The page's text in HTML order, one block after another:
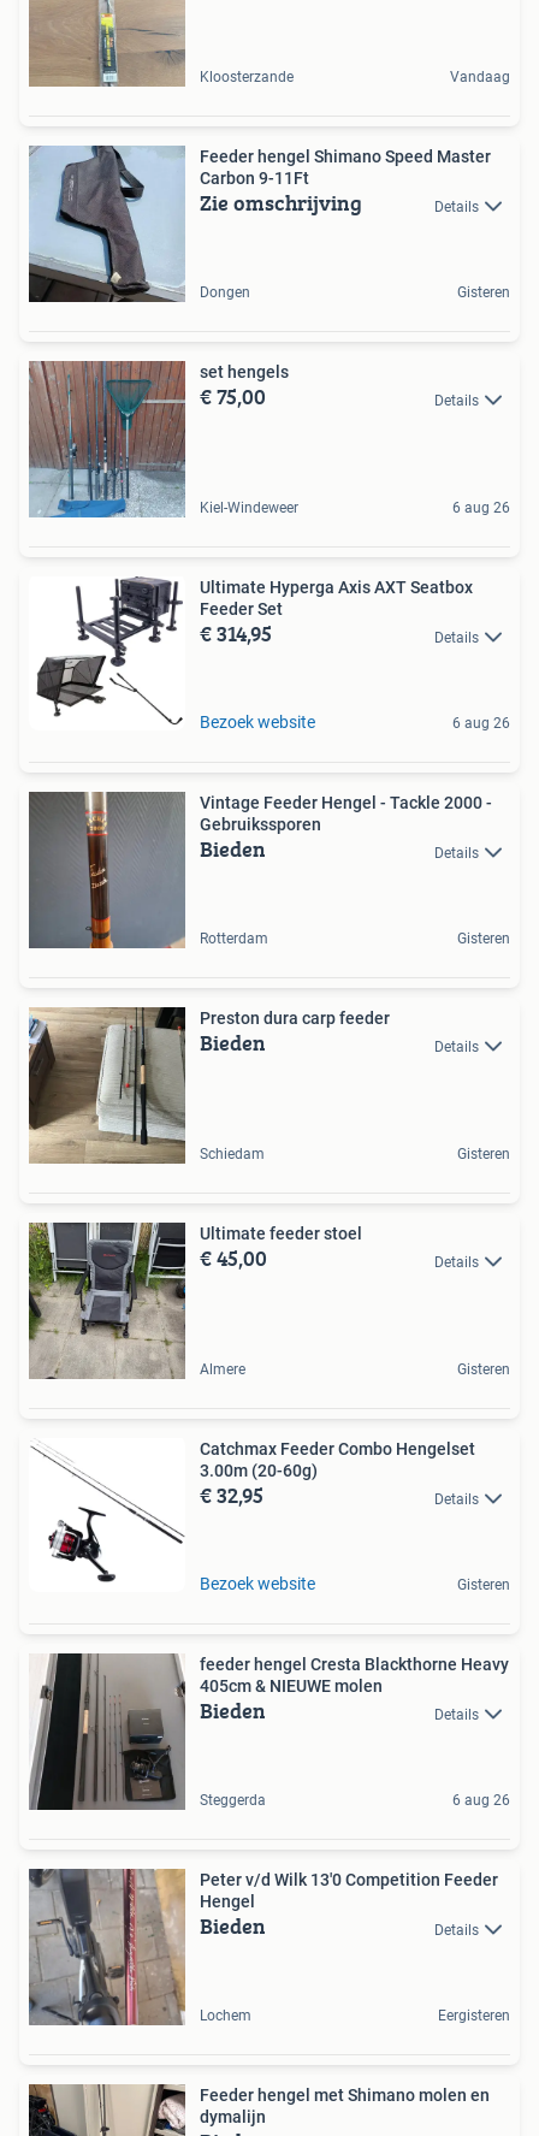
Kloosterzande Vandaag
Feeder hengel Shimano Speed Master
Carbon 9-11Ft
Zie omschrijving Details
Dongen Gisteren
set hengels
€ 75,00 Details
Kiel-Windeweer 6 aug 26
Ultimate Hyperga Axis AXT Seatbox
Feeder Set
€ 314,95 Details
Bezoek website 6 aug 26
Vintage Feeder Hengel - Tackle 2000 -
Gebruikssporen
Bieden Details
Rotterdam Gisteren
Preston dura carp feeder
Bieden Details
Schiedam Gisteren
Ultimate feeder stoel
€ 45,00 Details
Almere Gisteren
Catchmax Feeder Combo Hengelset
3.00m (20-60g)
€ 32,95 Details
Bezoek website Gisteren
feeder hengel Cresta Blackthorne Heavy
405cm & NIEUWE molen
Bieden Details
Steggerda 6 aug 26
Peter v/d Wilk 13'0 Competition Feeder
Hengel
Bieden Details
Lochem Eergisteren
Feeder hengel met Shimano molen en
dymalijn